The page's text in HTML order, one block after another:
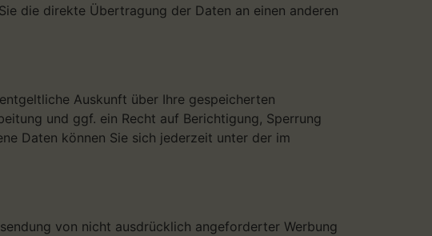
die direkte Übertragung der Daten an einen anderen
Auskunft über Ihre gespeicherten
und ggf. ein Recht auf Berichtigung, Sperrung
Daten können Sie sich jederzeit unter der im
von nicht ausdrücklich angeforderter Werbung